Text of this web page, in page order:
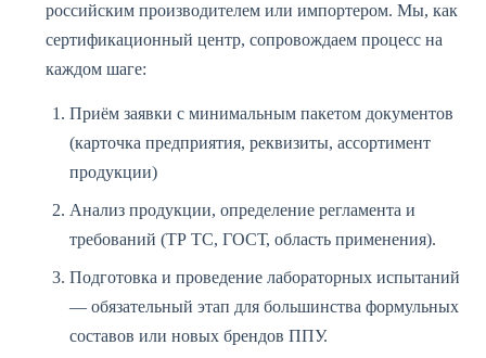
российским производителем или импортером. Мы, как
сертификационный центр, сопровождаем процесс на
каждом шаге:
Приём заявки с минимальным пакетом документов
(карточка предприятия, реквизиты, ассортимент
продукции)
Анализ продукции, определение регламента и
требований (ТР ТС, ГОСТ, область применения).
Подготовка и проведение лабораторных испытаний
— обязательный этап для большинства формульных
составов или новых брендов ППУ.